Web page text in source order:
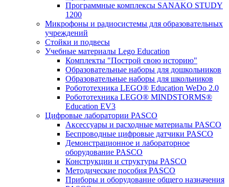
Программные комплексы SANAKO STUDY
1200
Микрофоны и радиосистемы для образовательных
учреждений
Стойки и подвесы
Учебные материалы Lego Education
Комплекты "Построй свою историю"
Образовательные наборы для дошкольников
Образовательные наборы для школьников
Робототехника LEGO® Education WeDo 2.0
Робототехника LEGO® MINDSTORMS®
Education EV3
Цифровые лаборатории PASCO
Аксессуары и расходные материалы PASCO
Беспроводные цифровые датчики PASCO
Демонстрационное и лабораторное
оборудование PASCO
Конструкции и структуры PASCO
Методические пособия PASCO
Приборы и оборудование общего назначения